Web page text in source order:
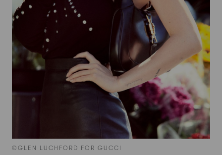
©GLEN LUCHFORD FOR GUCCI